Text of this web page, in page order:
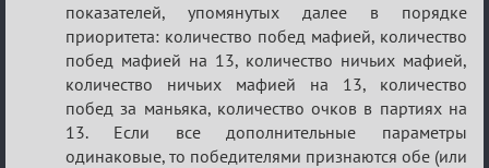
показателей, упомянутых далее в порядке
приоритета: количество побед мафией, количество
побед мафией на 13, количество ничьих мафией,
количество ничьих мафией на 13, количество
побед за маньяка, количество очков в партиях на
13. Если все дополнительные параметры
одинаковые, то победителями признаются обе (или